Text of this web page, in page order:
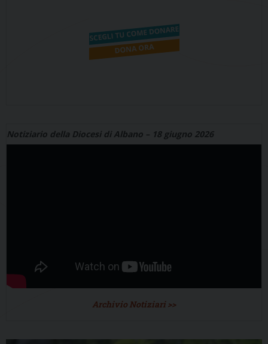
Notiziario della Diocesi di Albano – 18 giugno 2026
Archivio Notiziari >>